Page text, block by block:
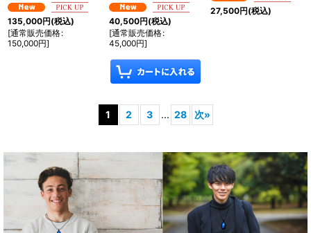
135,000円(税込)
[通常販売価格:
150,000円]
40,500円(税込)
[通常販売価格:
45,000円]
27,500円(税込)
1 2 3 ... 28 次»